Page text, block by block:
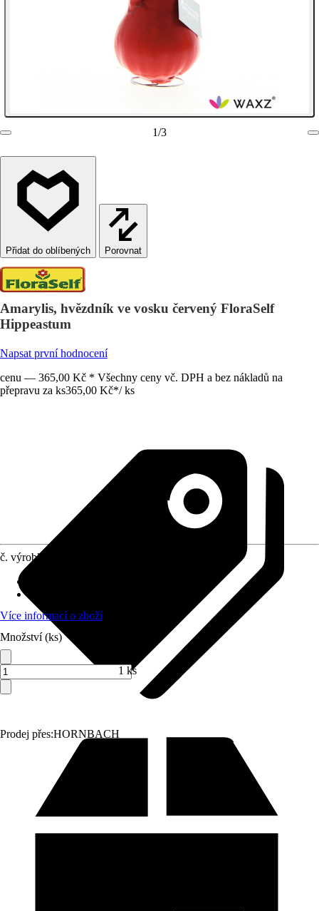
1/3
Porovnat
Amarylis, hvězdník ve vosku červený FloraSelf
Hippeastum
Napsat první hodnocení
cenu — 365,00 Kč * Všechny ceny vč. DPH a bez nákladů na
přepravu za ks365,00 Kč*/ ks
Prodej přes:HORNBACH
č. výrobku
Více informací o zboží
Množství (ks)
1 ks